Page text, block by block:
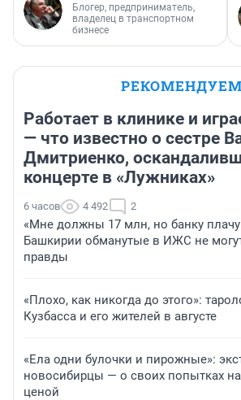
Блогер, предприниматель,
владелец в транспортном
бизнесе
РЕКОМЕНДУЕМ
Работает в клинике и
— что известно о сестре
Дмитриенко,
концерте в «Лужниках»
6 часов 4 492 2
«Мне должны 17 млн, но банку
Башкирии обманутые в ИЖС не
правды
«Плохо, как никогда до этого»:
Кузбасса и его жителей в августе
«Ела одни булочки и пирожные»:
новосибирцы — о своих попытках
ценой